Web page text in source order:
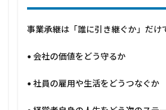
もの
最後
事業承継は「誰に引き継ぐか」だけ
• 会社の価値をどう守るか
• 社員の雇用や生活をどうつなぐか